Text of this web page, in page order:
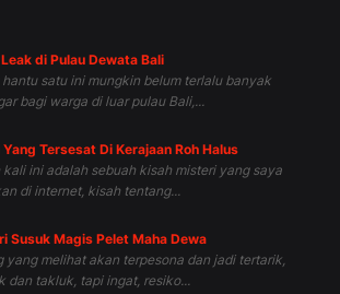
di Pulau Dewata Bali
hantu satu ini mungkin belum terlalu banyak
bagi warga di luar pulau Bali,...
Tersesat Di Kerajaan Roh Halus
kali ini adalah sebuah kisah misteri yang saya
di internet, kisah tentang...
Susuk Magis Pelet Maha Dewa
yang melihat akan terpesona dan jadi tertarik,
dan takluk, tapi ingat, resiko...